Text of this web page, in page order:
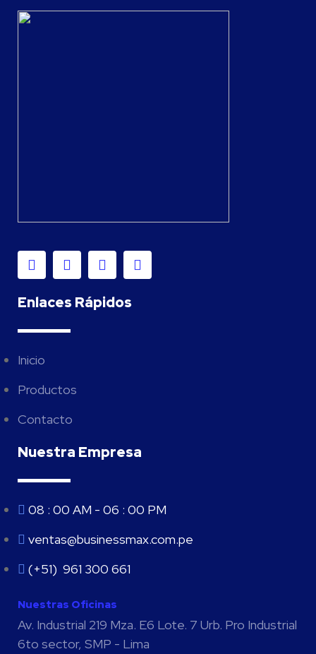
Enlaces Rápidos
Inicio
Productos
Contacto
Nuestra Empresa
08 : 00 AM - 06 : 00 PM
ventas@businessmax.com.pe
(+51) 961 300 661
Nuestras Oficinas
Av. Industrial 219 Mza. E6 Lote. 7 Urb. Pro Industrial
6to sector, SMP - Lima